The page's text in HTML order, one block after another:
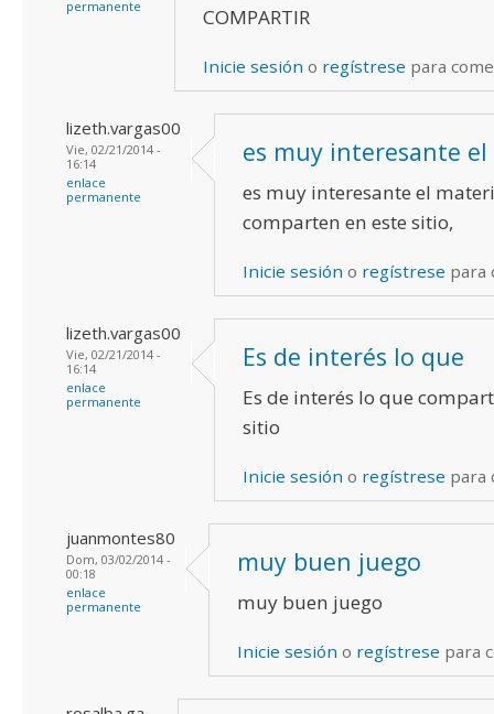
permanente
COMPARTIR
Inicie sesión o regístrese para
lizeth.vargas00
Vie, 02/21/2014 -
16:14
enlace
permanente
es muy interesante el
es muy interesante el
comparten en este sitio,
Inicie sesión o regístrese para
lizeth.vargas00
Vie, 02/21/2014 -
16:14
enlace
permanente
Es de interés lo que
Es de interés lo que
sitio
Inicie sesión o regístrese para
juanmontes80
Dom, 03/02/2014 -
00:18
enlace
permanente
muy buen juego
muy buen juego
Inicie sesión o regístrese para